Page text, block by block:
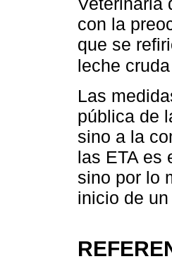
con la
que se
leche
Las
pública de
sino a la
las ETA es
sino por lo
inicio de